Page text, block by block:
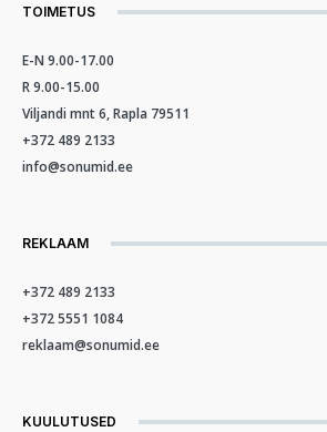
TOIMETUS
E-N 9.00-17.00
R 9.00-15.00
Viljandi mnt 6, Rapla 79511
+372 489 2133
info@sonumid.ee
REKLAAM
+372 489 2133
+372 5551 1084
reklaam@sonumid.ee
KUULUTUSED